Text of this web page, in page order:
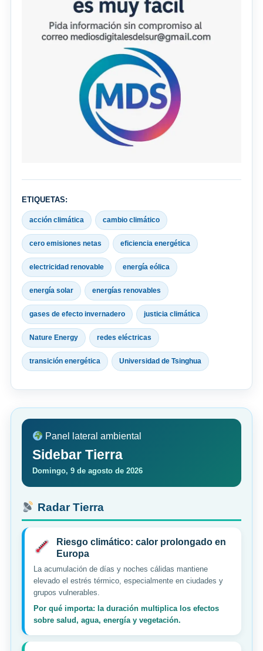
ETIQUETAS:
acción climática cambio climático
cero emisiones netas eficiencia energética
electricidad renovable energía eólica
energía solar energías renovables
gases de efecto invernadero justicia climática
Nature Energy redes eléctricas
transición energética Universidad de Tsinghua
Panel lateral ambiental
Sidebar Tierra
Domingo, 9 de agosto de 2026
Radar Tierra
Riesgo climático: calor prolongado en
Europa
La acumulación de días y noches cálidas mantiene
elevado el estrés térmico, especialmente en ciudades y
grupos vulnerables.
Por qué importa: la duración multiplica los efectos
sobre salud, agua, energía y vegetación.